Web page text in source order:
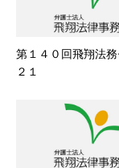
第１４０回飛翔法
２１